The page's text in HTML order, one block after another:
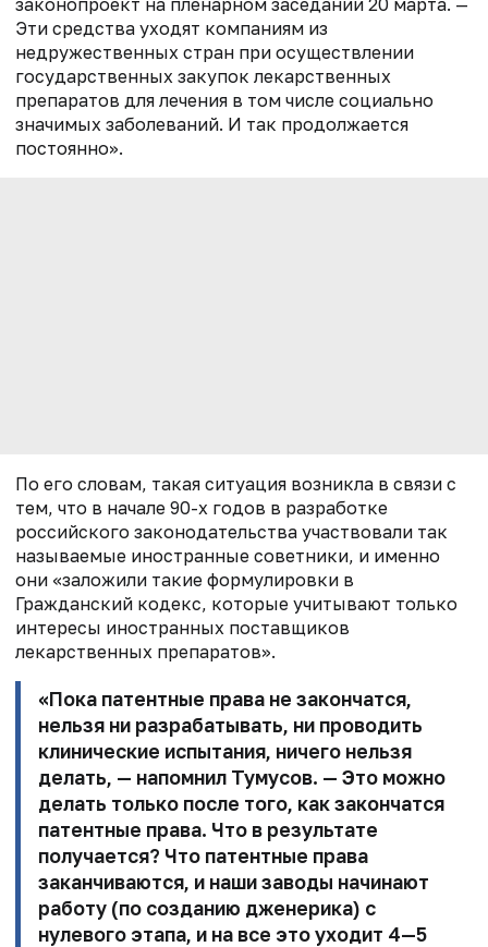
законопроект на пленарном заседании 20 марта. —
Эти средства уходят компаниям из
недружественных стран при осуществлении
государственных закупок лекарственных
препаратов для лечения в том числе социально
значимых заболеваний. И так продолжается
постоянно».
По его словам, такая ситуация возникла в связи с
тем, что в начале 90-х годов в разработке
российского законодательства участвовали так
называемые иностранные советники, и именно
они «заложили такие формулировки в
Гражданский кодекс, которые учитывают только
интересы иностранных поставщиков
лекарственных препаратов».
«Пока патентные права не закончатся,
нельзя ни разрабатывать, ни проводить
клинические испытания, ничего нельзя
делать, — напомнил Тумусов. — Это можно
делать только после того, как закончатся
патентные права. Что в результате
получается? Что патентные права
заканчиваются, и наши заводы начинают
работу (по созданию дженерика) с
нулевого этапа, и на все это уходит 4—5